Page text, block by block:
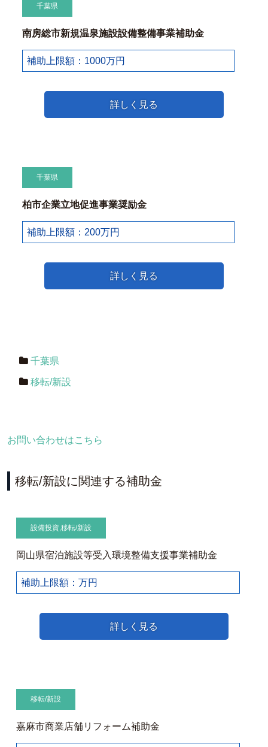
千葉県
南房総市新規温泉施設設備整備事業補助金
補助上限額：1000万円
詳しく見る
千葉県
柏市企業立地促進事業奨励金
補助上限額：200万円
詳しく見る
千葉県
移転/新設
お問い合わせはこちら
移転/新設に関連する補助金
設備投資,移転/新設
岡山県宿泊施設等受入環境整備支援事業補助金
補助上限額：万円
詳しく見る
移転/新設
嘉麻市商業店舗リフォーム補助金